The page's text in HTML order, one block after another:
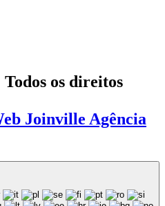
os direitos
Joinville Agência